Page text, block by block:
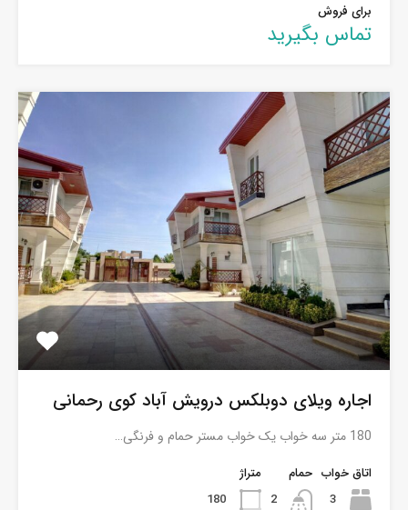
برای فروش
تماس بگیرید
اجاره ویلای دوبلکس درویش آباد کوی رحمانی
180 متر سه خواب یک خواب مستر حمام و فرنگی…
اتاق خواب
3
حمام
2
متراژ
180